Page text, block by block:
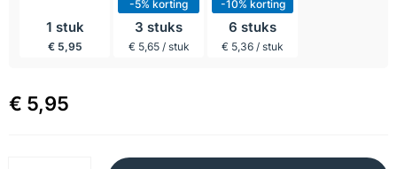
1 stuk
€ 5,95
-5% korting
3 stuks
€ 5,65 / stuk
-10% korting
6 stuks
€ 5,36 / stuk
€ 5,95